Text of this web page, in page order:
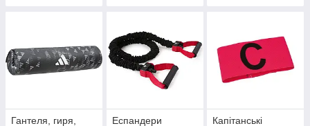
Гантеля, гиря,
Еспандери
Капітанські